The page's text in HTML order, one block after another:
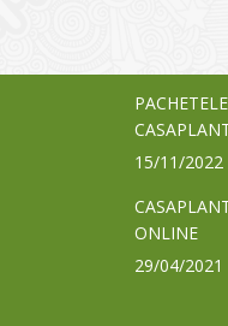
15/11/2022
ONLINE
29/04/2021